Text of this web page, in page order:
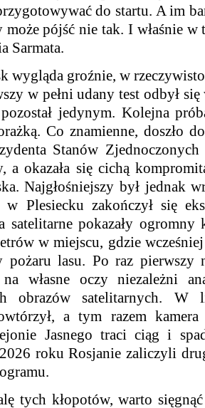
do startu. A im
pójść nie tak. I właśnie w
Sarmata.
wygląda groźnie, w
w pełni udany test odbył
pozostał jedynym. Kolejna
Co znamienne, doszło
Stanów
a okazała się cichą
Najgłośniejszy był jednak
w Plesiecku zakończył się
satelitarne pokazały ogromny
w miejscu, gdzie
pożaru lasu. Po raz pierwszy
własne oczy niezależni
obrazów satelitarnych. W
a tym razem
Jasnego traci ciąg i
roku Rosjanie zaliczyli
tych kłopotów, warto